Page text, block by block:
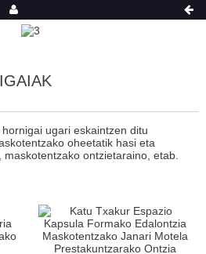
ugari eskaintzen ditu
oheetatik hasi eta
ontzietaraino, etab.